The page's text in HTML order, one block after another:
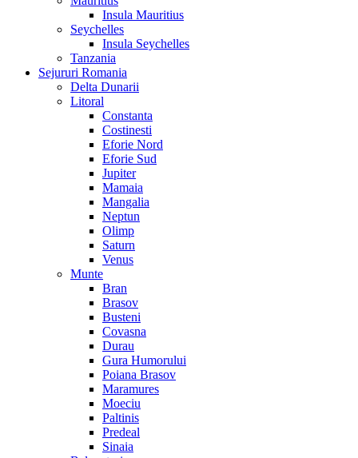
Insula Mauritius
Seychelles
Insula Seychelles
Tanzania
Sejururi Romania
Delta Dunarii
Litoral
Constanta
Costinesti
Eforie Nord
Eforie Sud
Jupiter
Mamaia
Mangalia
Neptun
Olimp
Saturn
Venus
Munte
Bran
Brasov
Busteni
Covasna
Durau
Gura Humorului
Poiana Brasov
Maramures
Moeciu
Paltinis
Predeal
Sinaia